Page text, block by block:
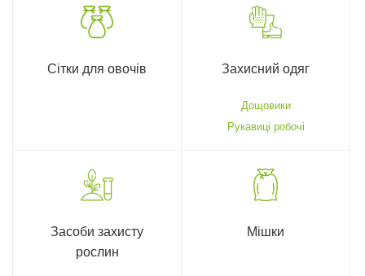
Сітки для овочів Захисний одяг
Дощовики
Рукавиці робочі
Засоби захисту
рослин
Мішки